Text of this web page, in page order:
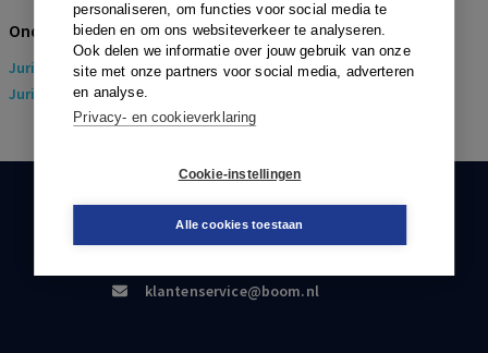
personaliseren, om functies voor social media te
bieden en om ons websiteverkeer te analyseren.
Ook delen we informatie over jouw gebruik van onze
site met onze partners voor social media, adverteren
en analyse.
Privacy- en cookieverklaring
Cookie-instellingen
Alle cookies toestaan
Onderwerpen
Juridisch> Arbeidsrecht
Juridisch> Sociaal Zekerheidsrecht
KLANTENSERVICE
088-0301000
klantenservice@boom.nl